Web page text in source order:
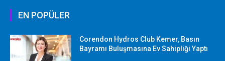
EN POPÜLER
Corendon Hydros Club Kemer, Basın
Bayramı Buluşmasına Ev Sahipliği Yaptı